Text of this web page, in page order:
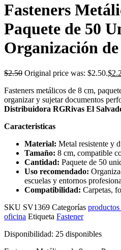
Fasteners
Paquete de 50
Organización
$2.50 Original price was: $2.50.$
Fasteners metálicos de 8 cm,
organizar y sujetar documentos
Distribuidora RGRivas El
Caracteristicas
Material: Metal resistente y
Tamaño: 8 cm, compatible
Cantidad: Paquete de 50
Uso recomendado:
escuelas y entornos
Compatibilidad: Carpetas,
SKU SV1369 Categorías productos
oficina Etiqueta Fastener
Disponibilidad: 25 disponibles